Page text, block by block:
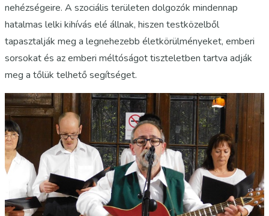
nehézségeire. A szociális területen dolgozók mindennap
hatalmas lelki kihívás elé állnak, hiszen testközelből
tapasztalják meg a legnehezebb életkörülményeket, emberi
sorsokat és az emberi méltóságot tiszteletben tartva adják
meg a tőlük telhető segítséget.